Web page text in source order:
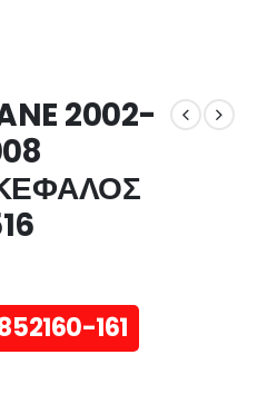
2002-
161